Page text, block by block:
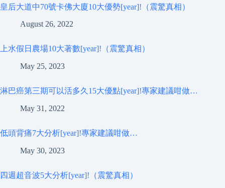
皇后大道中70號卡佛大廈10大優勢[year]!（震驚真相）
August 26, 2022
上水假日農場10大著數[year]!（震驚真相）
May 25, 2023
淋巴癌第三期可以活多久15大優點[year]!專家建議咁做…
May 31, 2022
低頭背痛7大分析[year]!專家建議咁做…
May 30, 2023
四週超音波5大分析[year]!（震驚真相）